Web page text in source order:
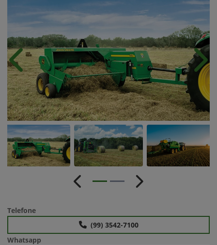
Anterior
Anterior Próximo
Telefone
(99) 3542-7100
Whatsapp